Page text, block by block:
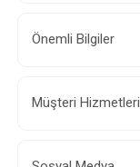
Önemli Bilgiler
Müşteri Hizmetleri